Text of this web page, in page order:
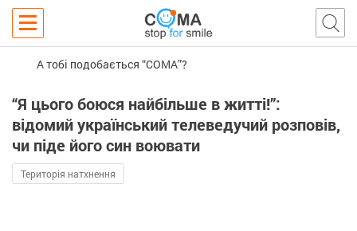
А тобі подобається “COMA”?
“Я цього боюся найбільше в житті!”:
відомий український телеведучий розповів,
чи піде його син воювати
Територія натхнення